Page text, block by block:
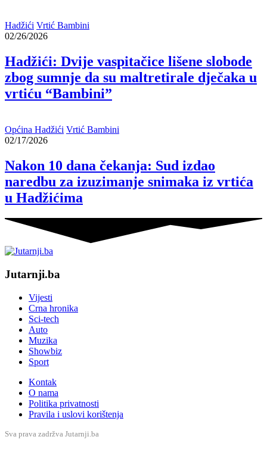
Hadžići Vrtić Bambini
02/26/2026
Hadžići: Dvije vaspitačice lišene slobode
zbog sumnje da su maltretirale dječaka u
vrtiću “Bambini”
Općina Hadžići Vrtić Bambini
02/17/2026
Nakon 10 dana čekanja: Sud izdao
naredbu za izuzimanje snimaka iz vrtića
u Hadžićima
Jutarnji.ba
Vijesti
Crna hronika
Sci-tech
Auto
Muzika
Showbiz
Sport
Kontak
O nama
Politika privatnosti
Pravila i uslovi korištenja
Sva prava zadržva Jutarnji.ba